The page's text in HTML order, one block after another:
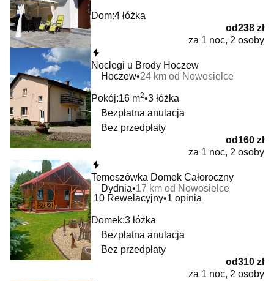
Dom:4 łóżka
od238 zł
za 1 noc, 2 osoby
Noclegi u Brody Hoczew
Hoczew 24 km od Nowosielce
Pokój:16 m2 3 łóżka
Bezpłatna anulacja
Bez przedpłaty
od 160 zł
za 1 noc, 2 osoby
Temeszówka Domek Całoroczny
Dydnia 17 km od Nowosielce
10 Rewelacyjny 1 opinia
Domek:3 łóżka
Bezpłatna anulacja
Bez przedpłaty
od310 zł
za 1 noc, 2 osoby